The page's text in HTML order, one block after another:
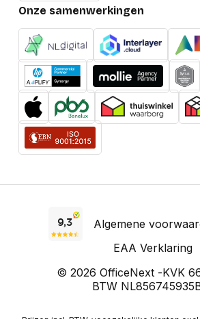
Onze samenwerkingen
Algemene
EAA Verklaring
© 2026 OfficeNext -KVK
BTW